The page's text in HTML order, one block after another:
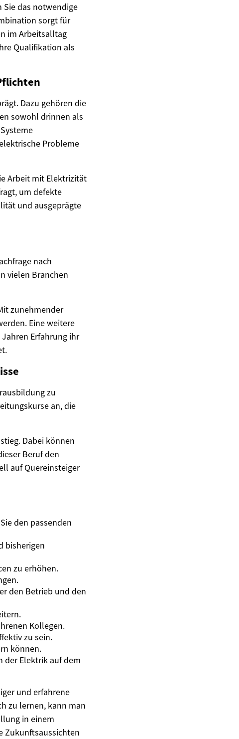
Sie das notwendige
sorgt für
im Arbeitsalltag
Qualifikation als
Dazu gehören die
sowohl drinnen als
Probleme
Arbeit mit Elektrizität
um defekte
und ausgeprägte
nach
vielen Branchen
zunehmender
Eine weitere
Erfahrung ihr
zu
an, die
Dabei können
Beruf den
auf Quereinsteiger
den passenden
bisherigen
zu erhöhen.
den Betrieb und den
Kollegen.
zu sein.
können.
der Elektrik auf dem
und erfahrene
zu lernen, kann man
in einem
Zukunftsaussichten